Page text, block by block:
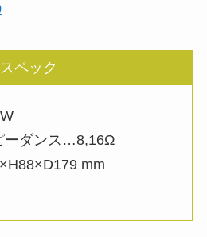
スペック
ーダンス…8,16Ω
mm